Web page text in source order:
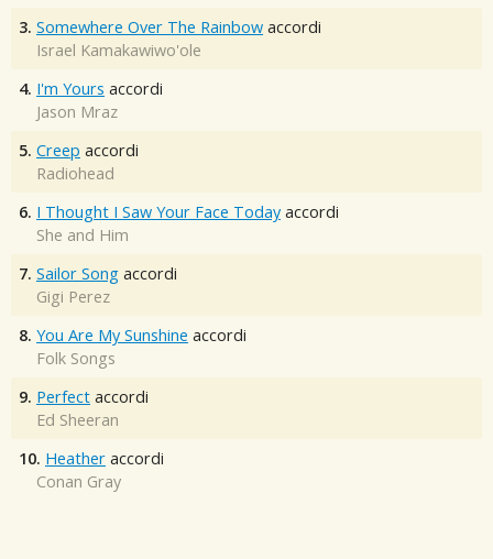
3. Somewhere Over The Rainbow accordi
Israel Kamakawiwo'ole
4. I'm Yours accordi
Jason Mraz
5. Creep accordi
Radiohead
6. I Thought I Saw Your Face Today accordi
She and Him
7. Sailor Song accordi
Gigi Perez
8. You Are My Sunshine accordi
Folk Songs
9. Perfect accordi
Ed Sheeran
10. Heather accordi
Conan Gray